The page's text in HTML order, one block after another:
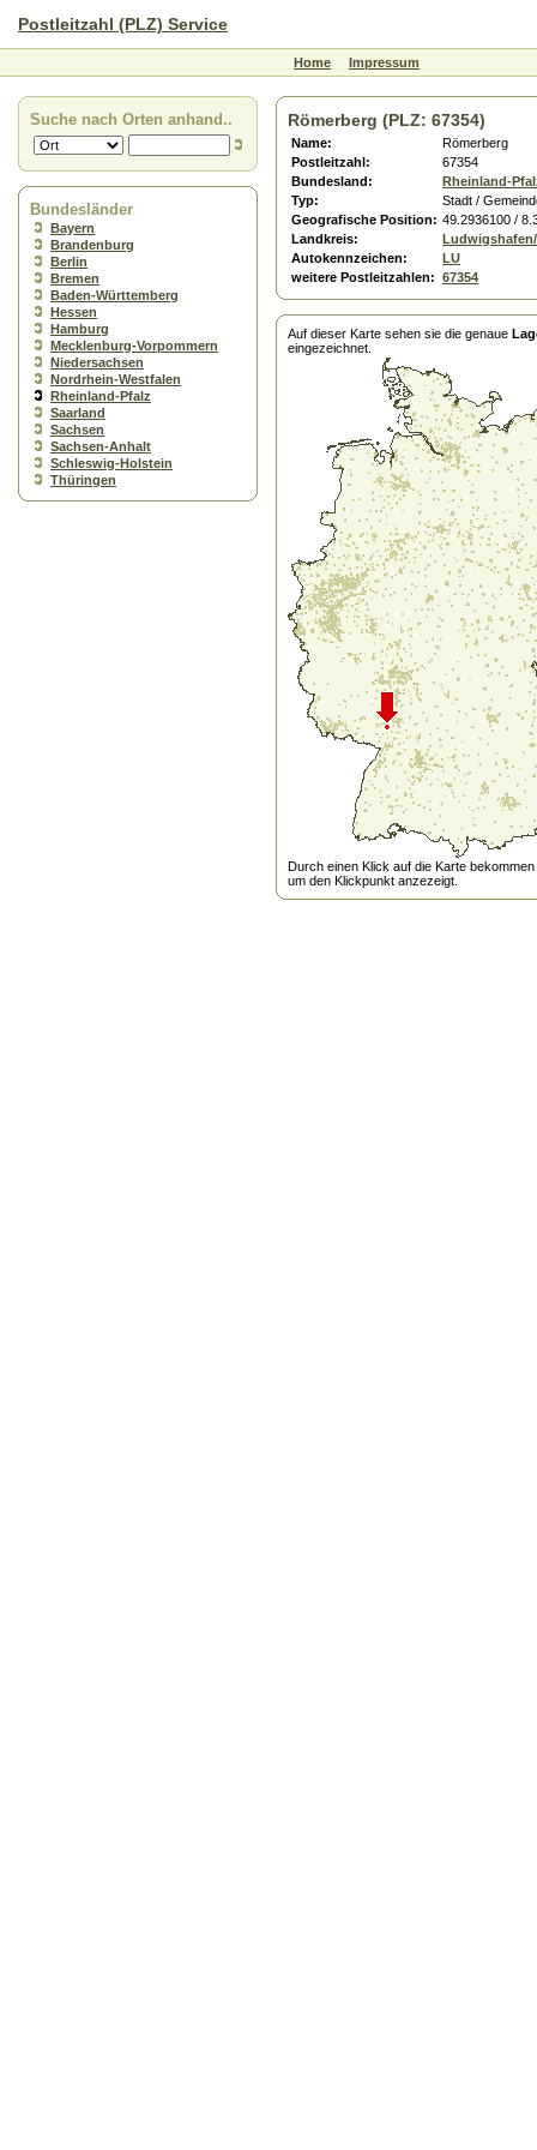
Postleitzahl (PLZ) Service
Home Impressum
Suche nach Orten anhand..
Bundesländer
Bayern
Brandenburg
Berlin
Bremen
Baden-Württemberg
Hessen
Hamburg
Mecklenburg-Vorpommern
Niedersachsen
Nordrhein-Westfalen
Rheinland-Pfalz
Saarland
Sachsen
Sachsen-Anhalt
Schleswig-Holstein
Thüringen
Römerberg (PLZ: 67354)
Name:
Römerberg
Postleitzahl:
67354
Bundesland:
Rheinland-
Typ:
Stadt /
Geografische Position: 49.2936100 /
Landkreis:
Autokennzeichen:
LU
weitere Postleitzahlen: 67354
Auf dieser Karte sehen sie die genaue
eingezeichnet.
Durch einen Klick auf die Karte
um den Klickpunkt anzezeigt.